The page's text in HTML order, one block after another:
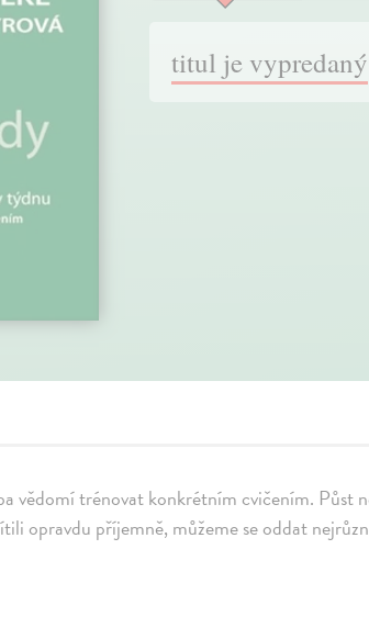
titul je vypredaný
vědomí trénovat konkrétním cvičením. Půst
opravdu příjemně, můžeme se oddat